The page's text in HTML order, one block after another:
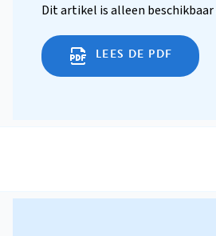
Dit artikel is alleen beschikbaar
LEES DE PDF